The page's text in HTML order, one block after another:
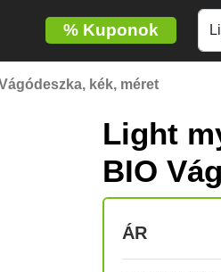
%Kuponok
kék, méret
Light
BIO
ÁR